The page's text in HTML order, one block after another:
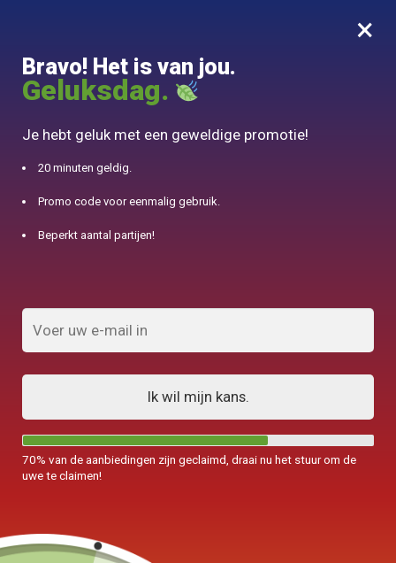
0
10% aangeboden voor 50€ aankopen met DJINN-code10
×
Bravo! Het is van jou.
Geluksdag.
Je hebt geluk met een geweldige promotie!
20 minuten geldig.
Promo code voor eenmalig gebruik.
Beperkt aantal partijen!
Ik wil mijn kans.
70% van de aanbiedingen zijn geclaimd, draai nu het stuur om de
uwe te claimen!